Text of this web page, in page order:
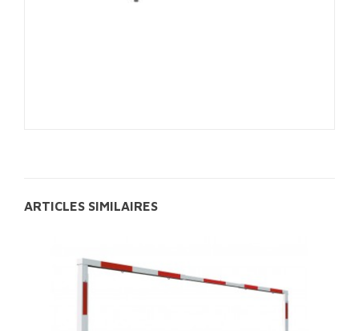
ARTICLES SIMILAIRES